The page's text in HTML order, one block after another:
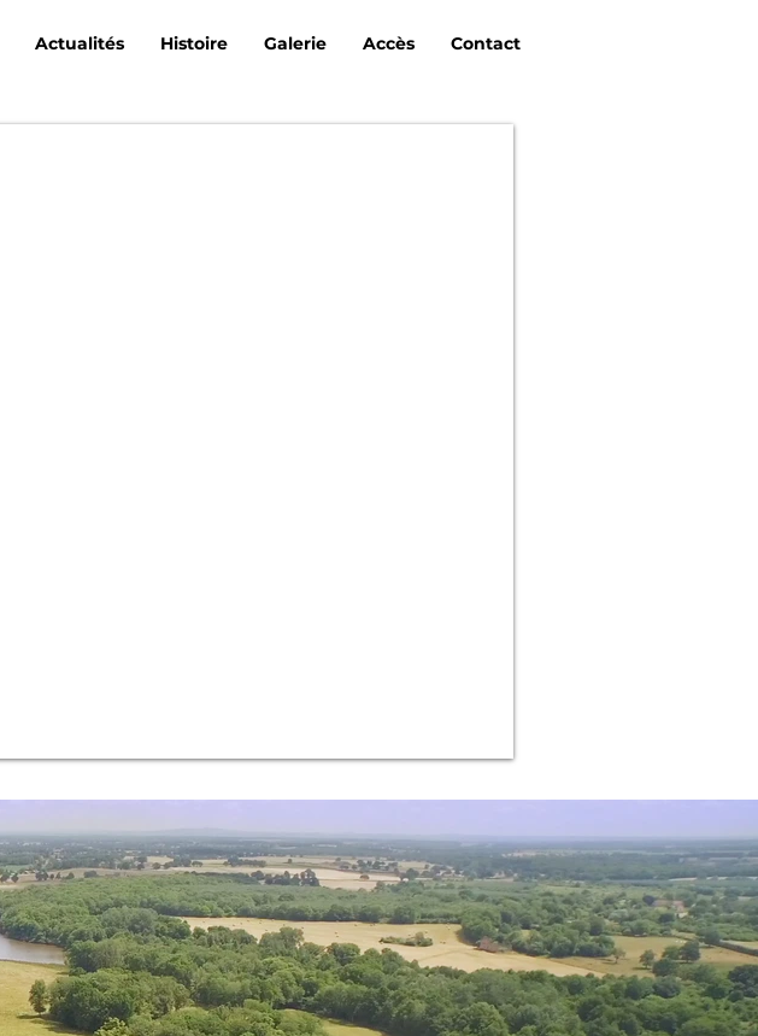
Actualités Histoire Galerie Accès Contact